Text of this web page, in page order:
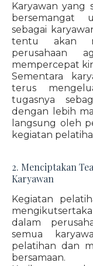
Karyawan yang
bersemangat
sebagai
tentu akan
perusahaan
mempercepat
Sementara
terus
tugasnya
dengan lebih
langsung oleh
kegiatan
2. Menciptakan
Karyawan
Kegiatan
dalam
semua
pelatihan dan
bersamaan.